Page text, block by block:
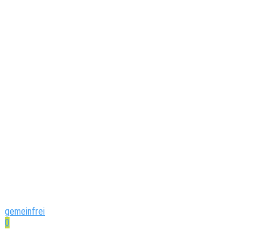
gemeinfrei
0